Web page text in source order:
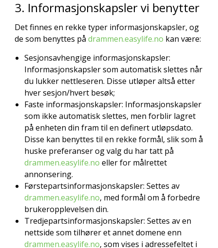
3. Informasjonskapsler vi benytter
Det finnes en rekke typer informasjonskapsler, og
de som benyttes på drammen.easylife.no kan være:
Sesjonsavhengige informasjonskapsler:
Informasjonskapsler som automatisk slettes når
du lukker nettleseren. Disse utløper altså etter
hver sesjon/hvert besøk;
Faste informasjonskapsler: Informasjonskapsler
som ikke automatisk slettes, men forblir lagret
på enheten din fram til en definert utløpsdato.
Disse kan benyttes til en rekke formål, slik som å
huske preferanser og valg du har tatt på
drammen.easylife.no eller for målrettet
annonsering.
Førstepartsinformasjonskapsler: Settes av
drammen.easylife.no, med formål om å forbedre
brukeropplevelsen din.
Tredjepartsinformasjonskapsler: Settes av en
nettside som tilhører et annet domene enn
drammen.easylife.no, som vises i adressefeltet i